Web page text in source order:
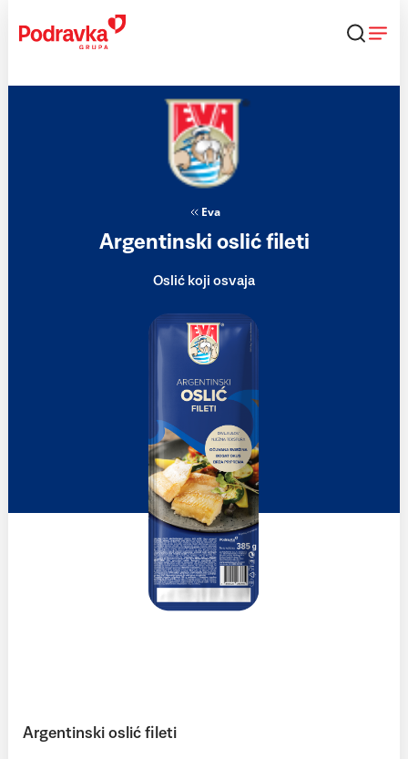
content
Eva
Argentinski oslić fileti
Oslić koji osvaja
Argentinski oslić fileti